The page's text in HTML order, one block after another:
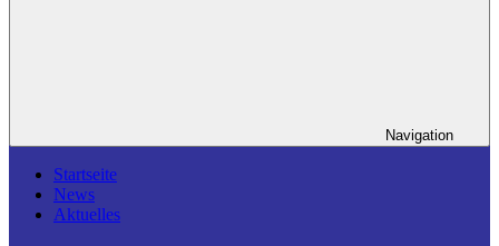
Navigation
Startseite
News
Aktuelles